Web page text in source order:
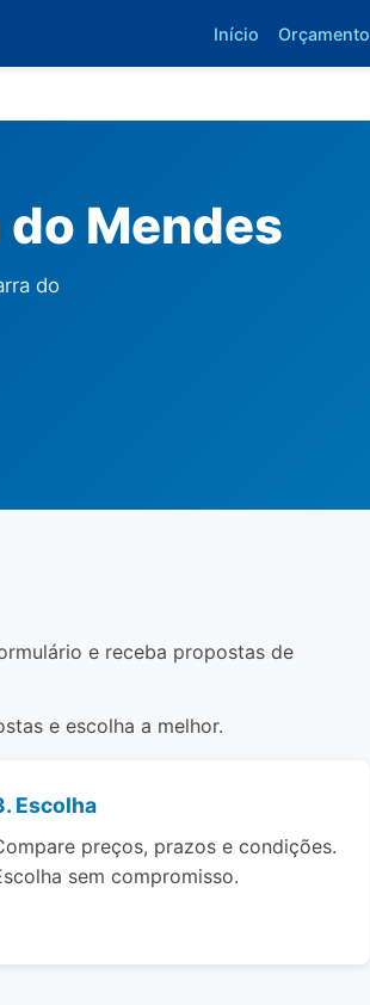
Início Orçamento
Mendes
do
e receba propostas de
e escolha a melhor.
Escolha
preços, prazos e condições.
sem compromisso.